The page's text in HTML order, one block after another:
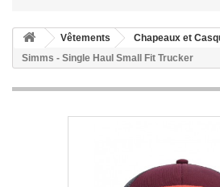
Vêtements Chapeaux et
Simms - Single Haul Small Fit Trucker